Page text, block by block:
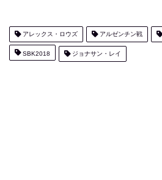
アレックス・ロウズ アルゼンチン戦
SBK2018 ジョナサン・レイ